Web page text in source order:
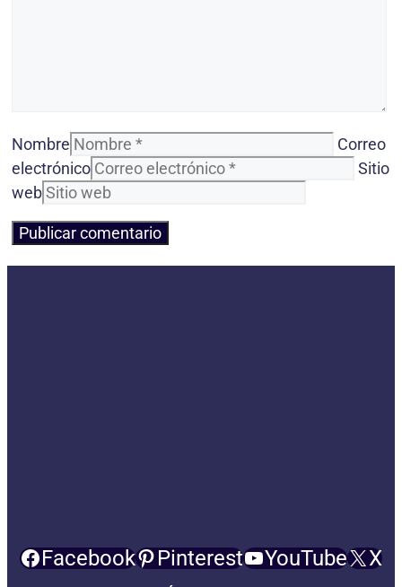
Nombre
Correo
electrónico
Sitio
web
Facebook Pinterest YouTube X